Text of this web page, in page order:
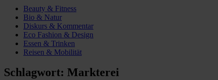
Beauty & Fitness
Bio & Natur
Diskurs & Kommentar
Eco Fashion & Design
Essen & Trinken
Reisen & Mobilität
Schlagwort: Markterei